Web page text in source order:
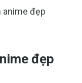
anime đẹp
đẹp